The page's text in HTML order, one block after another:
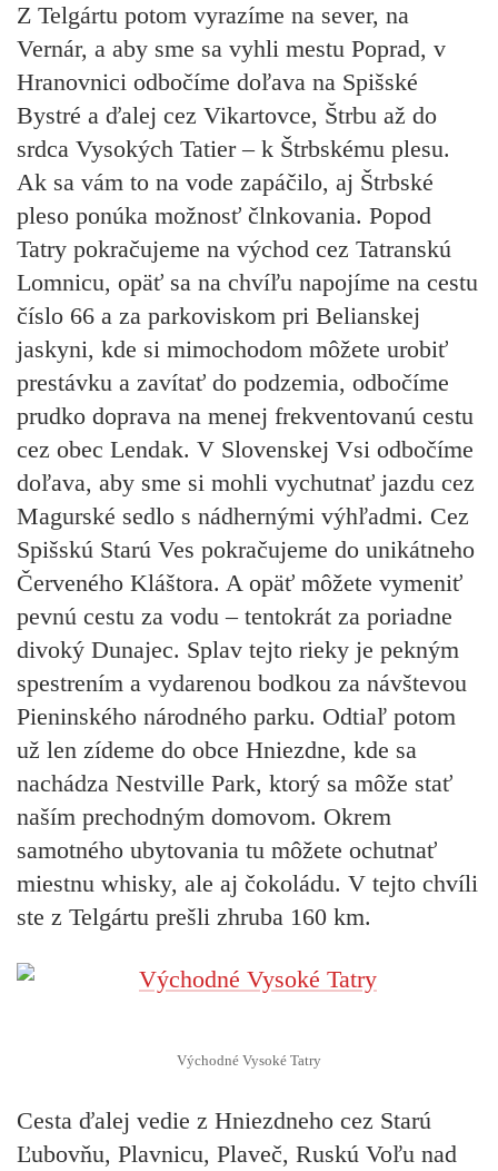
Z Telgártu potom vyrazíme na sever, na
Vernár, a aby sme sa vyhli mestu Poprad, v
Hranovnici odbočíme doľava na Spišské
Bystré a ďalej cez Vikartovce, Štrbu až do
srdca Vysokých Tatier – k Štrbskému plesu.
Ak sa vám to na vode zapáčilo, aj Štrbské
pleso ponúka možnosť člnkovania. Popod
Tatry pokračujeme na východ cez Tatranskú
Lomnicu, opäť sa na chvíľu napojíme na cestu
číslo 66 a za parkoviskom pri Belianskej
jaskyni, kde si mimochodom môžete urobiť
prestávku a zavítať do podzemia, odbočíme
prudko doprava na menej frekventovanú cestu
cez obec Lendak. V Slovenskej Vsi odbočíme
doľava, aby sme si mohli vychutnať jazdu cez
Magurské sedlo s nádhernými výhľadmi. Cez
Spišskú Starú Ves pokračujeme do unikátneho
Červeného Kláštora. A opäť môžete vymeniť
pevnú cestu za vodu – tentokrát za poriadne
divoký Dunajec. Splav tejto rieky je pekným
spestrením a vydarenou bodkou za návštevou
Pieninského národného parku. Odtiaľ potom
už len zídeme do obce Hniezdne, kde sa
nachádza Nestville Park, ktorý sa môže stať
naším prechodným domovom. Okrem
samotného ubytovania tu môžete ochutnať
miestnu whisky, ale aj čokoládu. V tejto chvíli
ste z Telgártu prešli zhruba 160 km.
Východné Vysoké Tatry
Cesta ďalej vedie z Hniezdneho cez Starú
Ľubovňu, Plavnicu, Plaveč, Ruskú Voľu nad